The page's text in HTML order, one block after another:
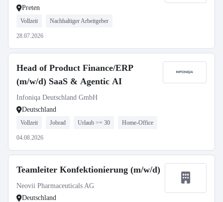
Preten
Vollzeit Nachhaltiger Arbeitgeber
28.07.2026
Head of Product Finance/ERP
(m/w/d) SaaS & Agentic AI
Infoniqa Deutschland GmbH
Deutschland
Vollzeit Jobrad Urlaub >= 30 Home-Office
04.08.2026
Teamleiter Konfektionierung (m/w/d)
Neovii Pharmaceuticals AG
Deutschland